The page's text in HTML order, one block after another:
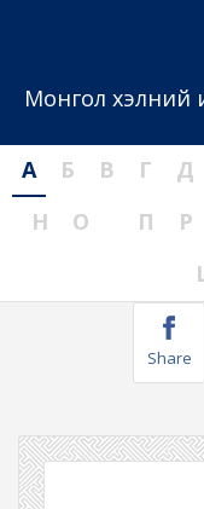
Монгол хэлний
А Б В Г Д
Н
О П Р
Share